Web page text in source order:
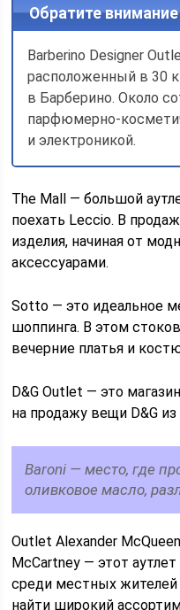
Обратите внимание
Barberino Designer
расположенный в 30
в Барберино. Около
парфюмерно-
и электроникой.
The Mall — большой
поехать Leccio. В
изделия, начиная от
аксессуарами.
Sotto — это идеальное
шоппинга. В этом
вечерние платья и
D&G Outlet — это
на продажу вещи D&G
Baroni — место, где
оливковое масло,
Outlet Alexander
McCartney — этот
среди местных жителей
найти широкий